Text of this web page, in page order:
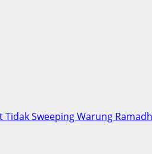
Tidak Sweeping Warung